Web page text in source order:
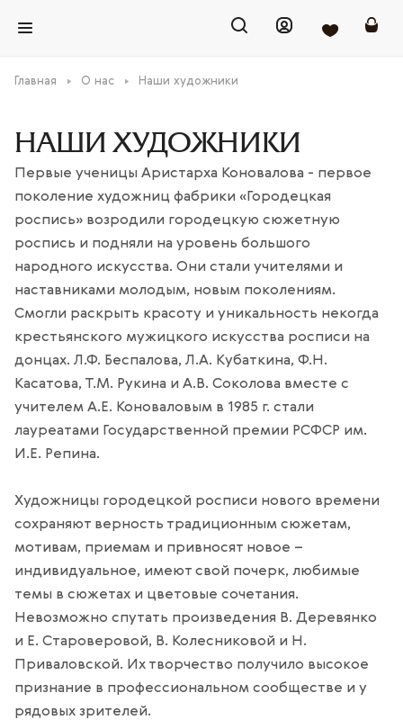
Главная О нас Наши художники
НАШИ ХУДОЖНИКИ
Первые ученицы Аристарха Коновалова - первое
поколение художниц фабрики «Городецкая
роспись» возродили городецкую сюжетную
роспись и подняли на уровень большого
народного искусства. Они стали учителями и
наставниками молодым, новым поколениям.
Смогли раскрыть красоту и уникальность некогда
крестьянского мужицкого искусства росписи на
донцах. Л.Ф. Беспалова, Л.А. Кубаткина, Ф.Н.
Касатова, Т.М. Рукина и А.В. Соколова вместе с
учителем А.Е. Коноваловым в 1985 г. стали
лауреатами Государственной премии РСФСР им.
И.Е. Репина.
Художницы городецкой росписи нового времени
сохраняют верность традиционным сюжетам,
мотивам, приемам и привносят новое –
индивидуальное, имеют свой почерк, любимые
темы в сюжетах и цветовые сочетания.
Невозможно спутать произведения В. Деревянко
и Е. Староверовой, В. Колесниковой и Н.
Приваловской. Их творчество получило высокое
признание в профессиональном сообществе и у
рядовых зрителей.